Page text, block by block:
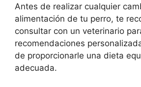
Antes de realizar cualquier
alimentación de tu perro, te
consultar con un veterinario
recomendaciones
de proporcionarle una dieta
adecuada.